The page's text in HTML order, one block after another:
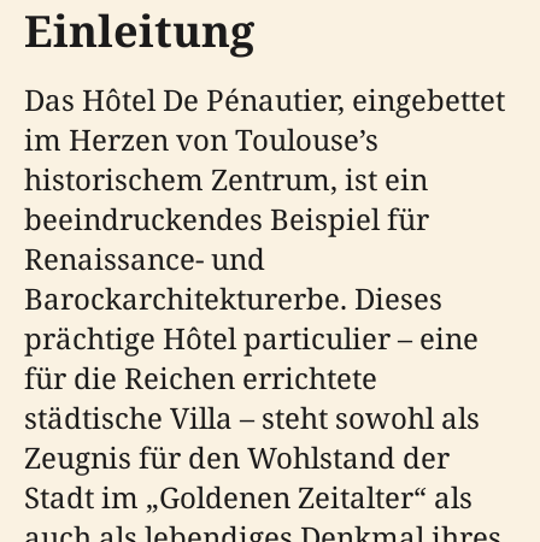
Einleitung
Das Hôtel De Pénautier, eingebettet
im Herzen von Toulouse’s
historischem Zentrum, ist ein
beeindruckendes Beispiel für
Renaissance- und
Barockarchitekturerbe. Dieses
prächtige Hôtel particulier – eine
für die Reichen errichtete
städtische Villa – steht sowohl als
Zeugnis für den Wohlstand der
Stadt im „Goldenen Zeitalter“ als